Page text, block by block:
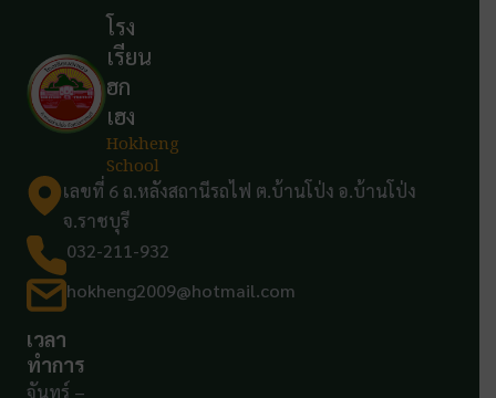
โรง
เรียน
ฮก
เฮง
Hokheng
School
เลขที่ 6 ถ.หลังสถานีรถไฟ ต.บ้านโป่ง อ.บ้านโป่ง
จ.ราชบุรี
032-211-932
hokheng2009@hotmail.com
เวลา
ทำการ
จันทร์ –